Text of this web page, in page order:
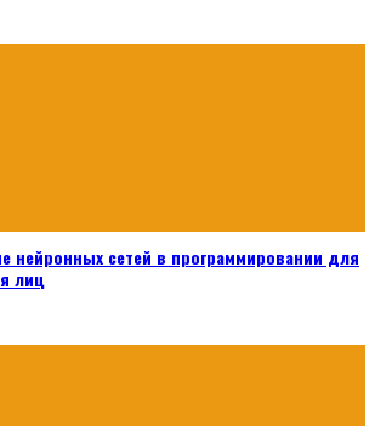
нейронных сетей в программировании для
лиц